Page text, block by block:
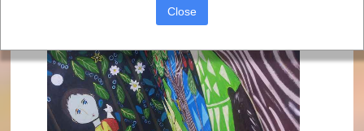
Close